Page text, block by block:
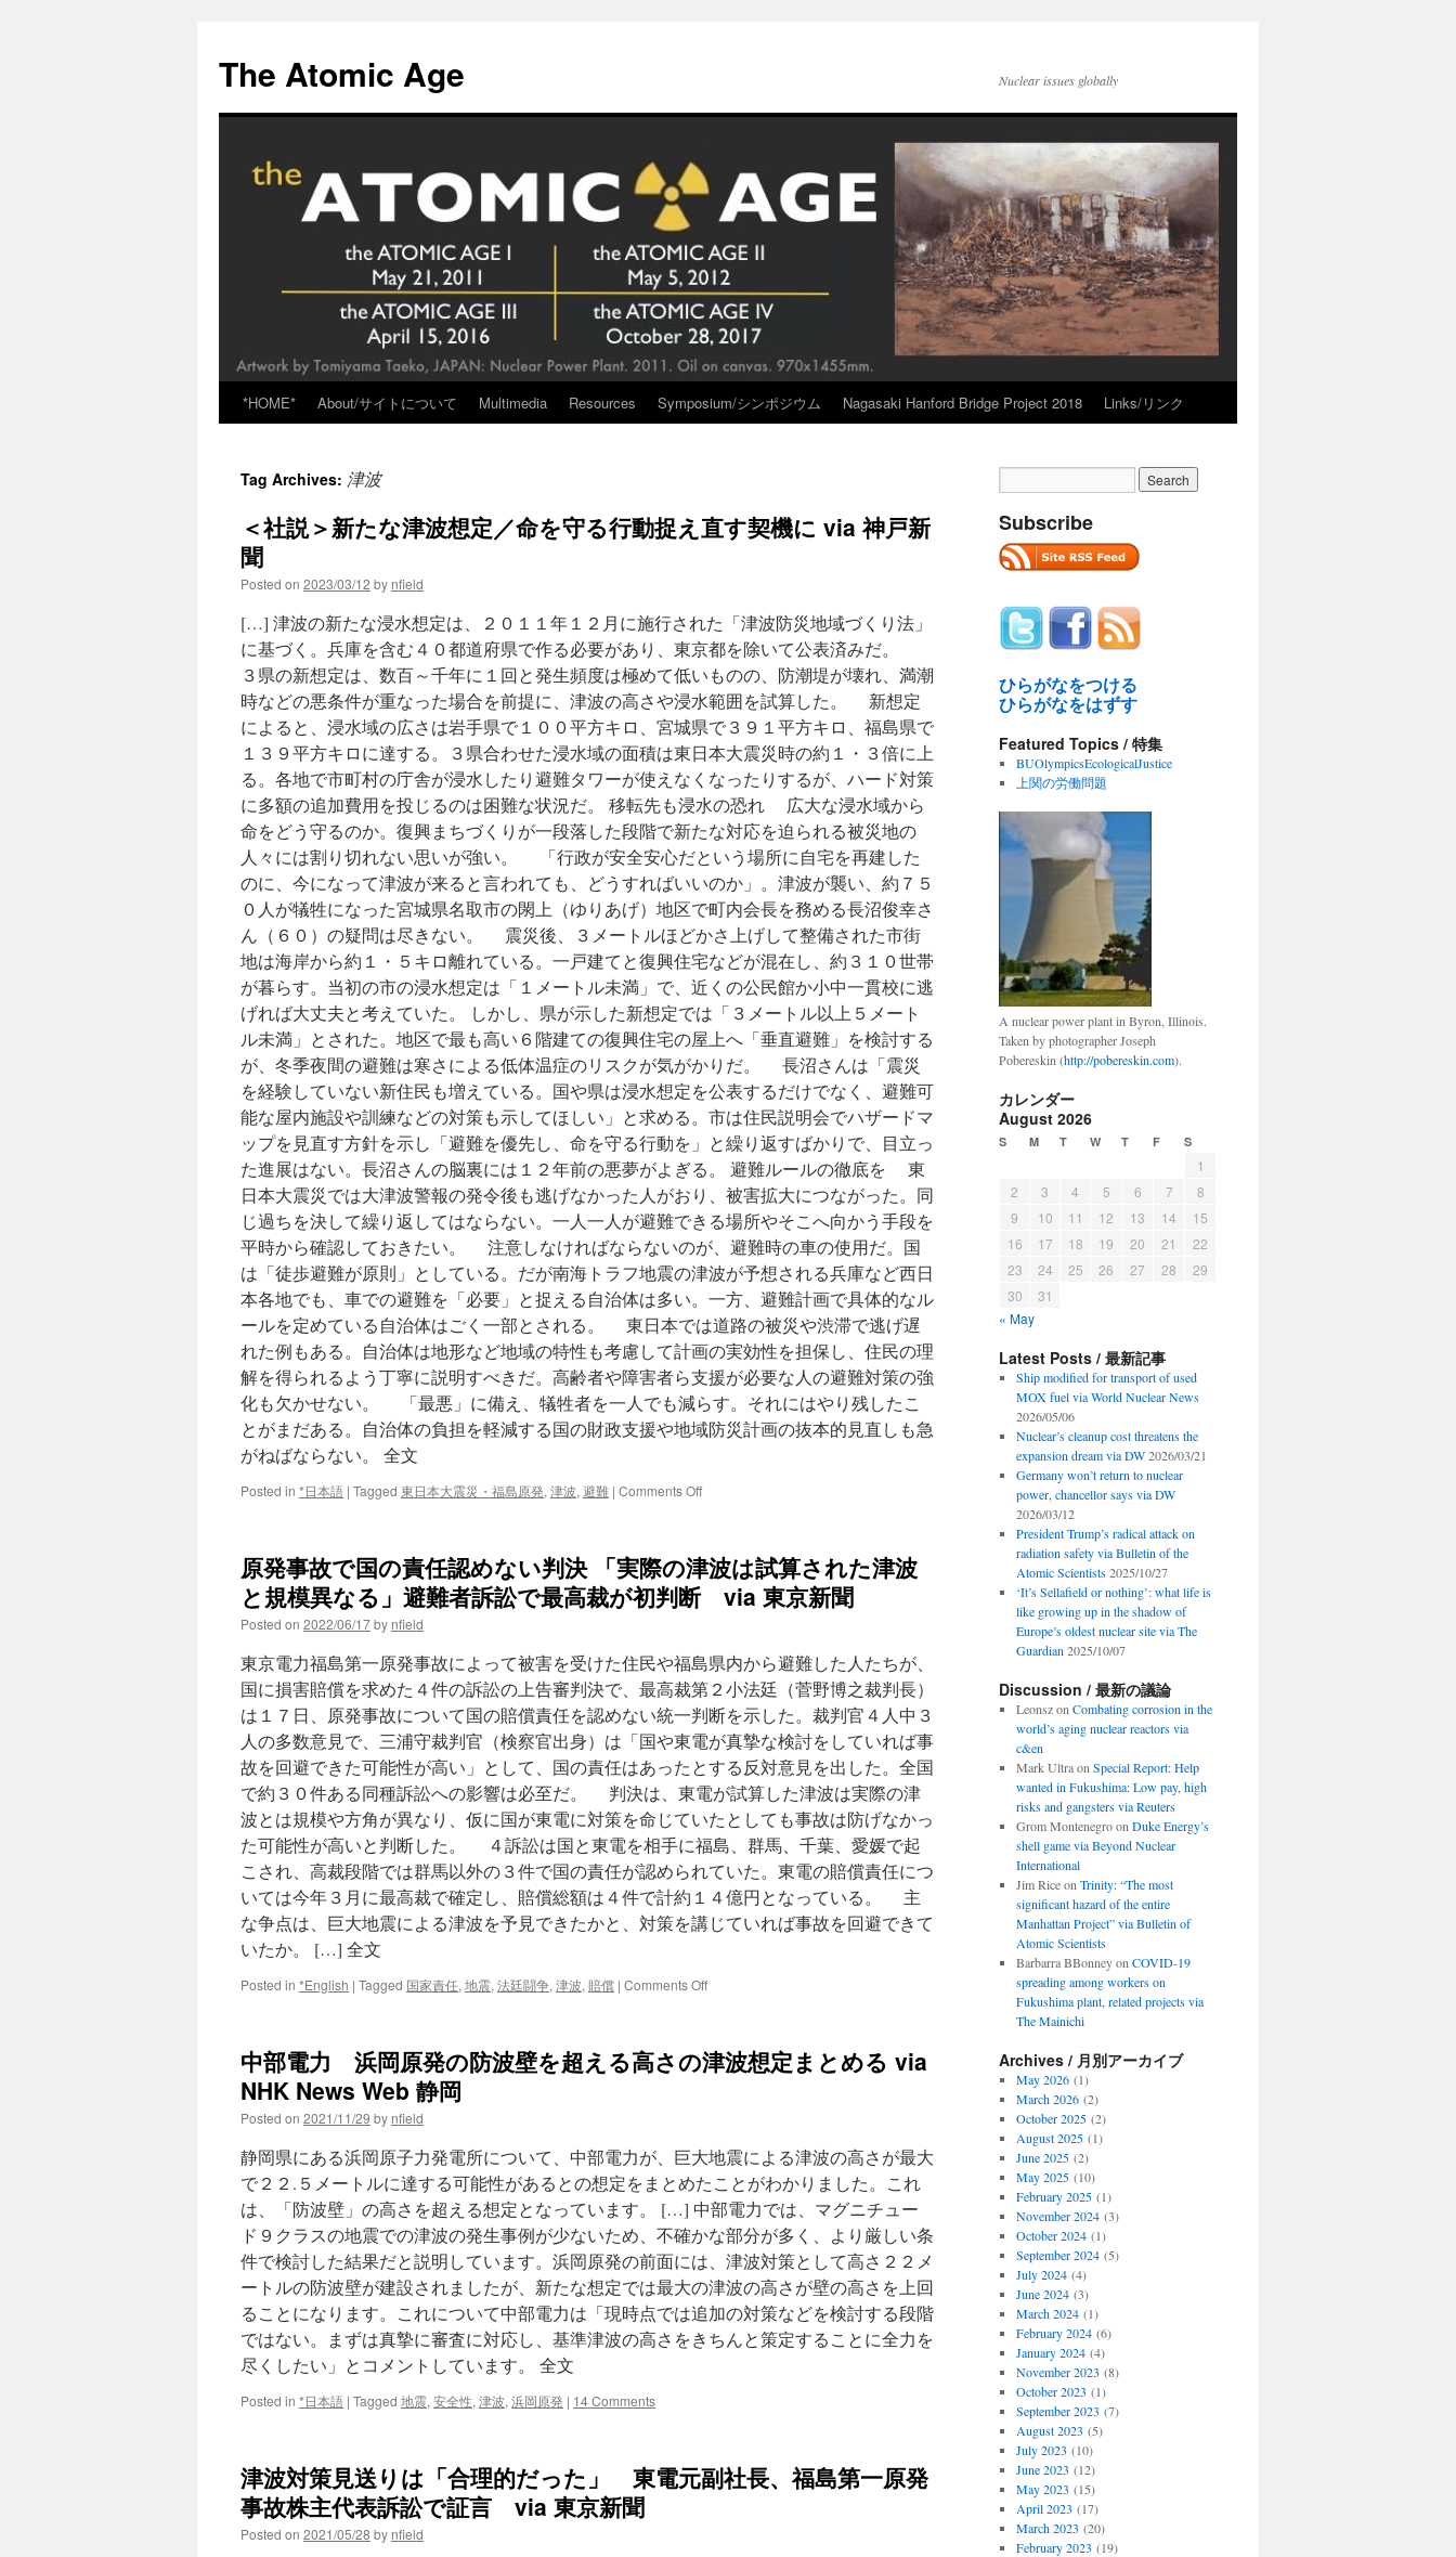
content
The Atomic Age Nuclear issues globally
*HOME* About/サイトについて Multimedia Resources Symposium/シンポジウム Nagasaki Hanford Bridge Project 2018 Links/リンク
Tag Archives: 津波
＜社説＞新たな津波想定／命を守る行動捉え直す契機に via 神戸新
聞
Posted on 2023/03/12 by nfield
[…] 津波の新たな浸水想定は、２０１１年１２月に施行された「津波防災地域づくり法」
に基づく。兵庫を含む４０都道府県で作る必要があり、東京都を除いて公表済みだ。
３県の新想定は、数百～千年に１回と発生頻度は極めて低いものの、防潮堤が壊れ、満潮
時などの悪条件が重なった場合を前提に、津波の高さや浸水範囲を試算した。 新想定
によると、浸水域の広さは岩手県で１００平方キロ、宮城県で３９１平方キロ、福島県で
１３９平方キロに達する。３県合わせた浸水域の面積は東日本大震災時の約１・３倍に上
る。各地で市町村の庁舎が浸水したり避難タワーが使えなくなったりするが、ハード対策
に多額の追加費用を投じるのは困難な状況だ。 移転先も浸水の恐れ 広大な浸水域から
命をどう守るのか。復興まちづくりが一段落した段階で新たな対応を迫られる被災地の
人々には割り切れない思いが強い。 「行政が安全安心だという場所に自宅を再建した
のに、今になって津波が来ると言われても、どうすればいいのか」。津波が襲い、約７５
０人が犠牲になった宮城県名取市の閖上（ゆりあげ）地区で町内会長を務める長沼俊幸さ
ん（６０）の疑問は尽きない。 震災後、３メートルほどかさ上げして整備された市街
地は海岸から約１・５キロ離れている。一戸建てと復興住宅などが混在し、約３１０世帯
が暮らす。当初の市の浸水想定は「１メートル未満」で、近くの公民館か小中一貫校に逃
げれば大丈夫と考えていた。 しかし、県が示した新想定では「３メートル以上５メート
ル未満」とされた。地区で最も高い６階建ての復興住宅の屋上へ「垂直避難」を検討する
が、冬季夜間の避難は寒さによる低体温症のリスクが気がかりだ。 長沼さんは「震災
を経験していない新住民も増えている。国や県は浸水想定を公表するだけでなく、避難可
能な屋内施設や訓練などの対策も示してほしい」と求める。市は住民説明会でハザードマ
ップを見直す方針を示し「避難を優先し、命を守る行動を」と繰り返すばかりで、目立っ
た進展はない。長沼さんの脳裏には１２年前の悪夢がよぎる。 避難ルールの徹底を 東
日本大震災では大津波警報の発令後も逃げなかった人がおり、被害拡大につながった。同
じ過ちを決して繰り返してはならない。一人一人が避難できる場所やそこへ向かう手段を
平時から確認しておきたい。 注意しなければならないのが、避難時の車の使用だ。国
は「徒歩避難が原則」としている。だが南海トラフ地震の津波が予想される兵庫など西日
本各地でも、車での避難を「必要」と捉える自治体は多い。一方、避難計画で具体的なル
ールを定めている自治体はごく一部とされる。 東日本では道路の被災や渋滞で逃げ遅
れた例もある。自治体は地形など地域の特性も考慮して計画の実効性を担保し、住民の理
解を得られるよう丁寧に説明すべきだ。高齢者や障害者ら支援が必要な人の避難対策の強
化も欠かせない。 「最悪」に備え、犠牲者を一人でも減らす。それにはやり残したこ
とがまだある。自治体の負担を軽減する国の財政支援や地域防災計画の抜本的見直しも急
がねばならない。 全文
Posted in *日本語 | Tagged 東日本大震災・福島原発, 津波, 避難 | Comments Offon
＞
波
想
定
／
命
を
守
る
行
動
捉
え
直
す
契
に
via
新
聞
原発事故で国の責任認めない判決 「実際の津波は試算された津波
と規模異なる」避難者訴訟で最高裁が初判断 via 東京新聞
Posted on 2022/06/17by nfield
東京電力福島第一原発事故によって被害を受けた住民や福島県内から避難した人たちが、
国に損害賠償を求めた４件の訴訟の上告審判決で、最高裁第２小法廷（菅野博之裁判長）
は１７日、原発事故について国の賠償責任を認めない統一判断を示した。裁判官４人中３
人の多数意見で、三浦守裁判官（検察官出身）は「国や東電が真摯な検討をしていれば事
故を回避できた可能性が高い」として、国の責任はあったとする反対意見を出した。全国
で約３０件ある同種訴訟への影響は必至だ。 判決は、東電が試算した津波は実際の津
波とは規模や方角が異なり、仮に国が東電に対策を命じていたとしても事故は防げなかっ
た可能性が高いと判断した。 ４訴訟は国と東電を相手に福島、群馬、千葉、愛媛で起
こされ、高裁段階では群馬以外の３件で国の責任が認められていた。東電の賠償責任につ
いては今年３月に最高裁で確定し、賠償総額は４件で計約１４億円となっている。 主
な争点は、巨大地震による津波を予見できたかと、対策を講じていれば事故を回避できて
いたか。 […] 全文
Posted in *English | Tagged 国家責任, 地震, 法廷闘争, 津波, 賠償 | Comments Offon
故
任
認
め
な
い
判
決
「実
際
の
津
れ
た
中部電力 浜岡原発の防波壁を超える高さの津波想定まとめる via
NHK News Web 静岡
Posted on 2021/11/29 by nfield
静岡県にある浜岡原子力発電所について、中部電力が、巨大地震による津波の高さが最大
で２２.５メートルに達する可能性があるとの想定をまとめたことがわかりました。これ
は、「防波壁」の高さを超える想定となっています。 […] 中部電力では、マグニチュー
ド９クラスの地震での津波の発生事例が少ないため、不確かな部分が多く、より厳しい条
件で検討した結果だと説明しています。浜岡原発の前面には、津波対策として高さ２２メ
ートルの防波壁が建設されましたが、新たな想定では最大の津波の高さが壁の高さを上回
ることになります。これについて中部電力は「現時点では追加の対策などを検討する段階
ではない。まずは真摯に審査に対応し、基準津波の高さをきちんと策定することに全力を
尽くしたい」とコメントしています。 全文
Posted in *日本語 | Tagged 地震, 安全性, 津波, 浜岡原発 | 14 Comments
津波対策見送りは「合理的だった」 東電元副社長、福島第一原発
事故株主代表訴訟で証言 via 東京新聞
Posted on 2021/05/28 by nfield
Subscribe
ひらがなをつける
ひらがなをはずす
Featured Topics / 特集
BUOlympicsEcologicalJustice
上関の労働問題
A nuclear power plant in Byron, Illinois.
Taken by photographer Joseph
Pobereskin (http://pobereskin.com).
カレンダー
August 2026
S M T W T F S
1
2
3 4 5 6 7
8
9
10 11 12 13 14
15
16
17 18 19 20 21
22
23
24 25 26 27 28
29
30
31
« May
Latest Posts / 最新記事
Ship modified for transport of used
MOX fuel via World Nuclear News
2026/05/06
Nuclear’s cleanup cost threatens the
expansion dream via DW 2026/03/21
Germany won’t return to nuclear
power, chancellor says via DW
2026/03/12
President Trump’s radical attack on
radiation safety via Bulletin of the
Atomic Scientists 2025/10/27
‘It’s Sellafield or nothing’: what life is
like growing up in the shadow of
Europe’s oldest nuclear site via The
Guardian 2025/10/07
Discussion / 最新の議論
Leonszon Combating corrosion in the
world’s aging nuclear reactors via
c&en
Mark Ultraon Special Report: Help
wanted in Fukushima: Low pay, high
risks and gangsters via Reuters
Grom Montenegroon Duke Energy’s
shell game via Beyond Nuclear
International
Jim Riceon Trinity: “The most
significant hazard of the entire
Manhattan Project” via Bulletin of
Atomic Scientists
Barbarra BBonneyon COVID-19
spreading among workers on
Fukushima plant, related projects via
The Mainichi
Archives / 月別アーカイブ
May 2026(1)
March 2026(2)
October 2025(2)
August 2025(1)
June 2025(2)
May 2025(10)
February 2025(1)
November 2024(3)
October 2024(1)
September 2024(5)
July 2024(4)
June 2024(3)
March 2024(1)
February 2024(6)
January 2024(4)
November 2023 (8)
October 2023 (1)
September 2023 (7)
August 2023 (5)
July 2023 (10)
June 2023 (12)
May 2023 (15)
April 2023 (17)
March 2023 (20)
February 2023 (19)